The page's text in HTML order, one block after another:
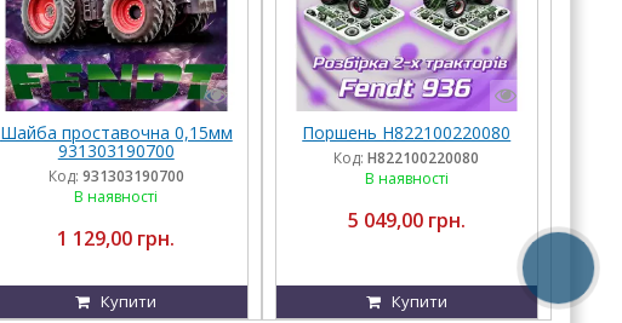
Шайба проставочна 0,15мм
931303190700
Код: 931303190700
В наявності
1 129,00 грн.
Купити
Поршень H822100220080
Код: H822100220080
В наявності
5 049,00 грн.
Купити